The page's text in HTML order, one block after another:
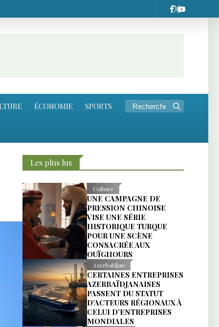
ÉCONOMIE SPORTS
Les plus lus
Culture
UNE CAMPAGNE DE
PRESSION CHINOISE
VISE UNE SÉRIE
HISTORIQUE TURQUE
POUR UNE SCÈNE
CONSACRÉE AUX
OUÏGHOURS
Azerbaïdjan
CERTAINES ENTREPRISES
AZERBAÏDJANAISES
PASSENT DU STATUT
D’ACTEURS RÉGIONAUX À
CELUI D’ENTREPRISES
MONDIALES